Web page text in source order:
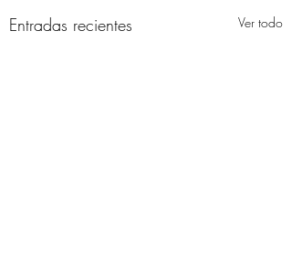
Entradas recientes Ver todo